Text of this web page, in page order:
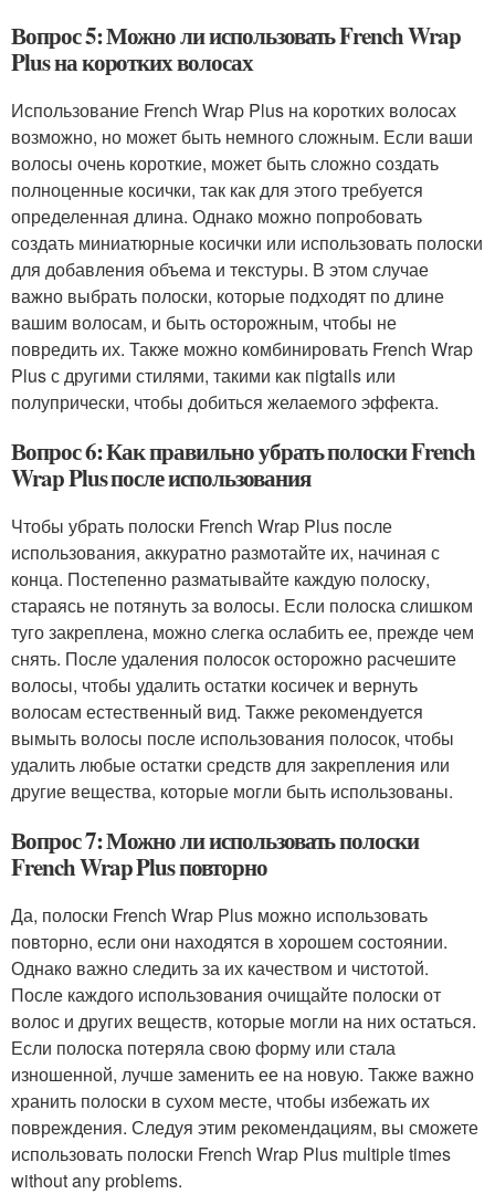
Вопрос 5: Можно ли использовать French Wrap
Plus на коротких волосах
Использование French Wrap Plus на коротких волосах
возможно, но может быть немного сложным. Если ваши
волосы очень короткие, может быть сложно создать
полноценные косички, так как для этого требуется
определенная длина. Однако можно попробовать
создать миниатюрные косички или использовать полоски
для добавления объема и текстуры. В этом случае
важно выбрать полоски, которые подходят по длине
вашим волосам, и быть осторожным, чтобы не
повредить их. Также можно комбинировать French Wrap
Plus с другими стилями, такими как пigtails или
полупрически, чтобы добиться желаемого эффекта.
Вопрос 6: Как правильно убрать полоски French
Wrap Plus после использования
Чтобы убрать полоски French Wrap Plus после
использования, аккуратно размотайте их, начиная с
конца. Постепенно разматывайте каждую полоску,
стараясь не потянуть за волосы. Если полоска слишком
туго закреплена, можно слегка ослабить ее, прежде чем
снять. После удаления полосок осторожно расчешите
волосы, чтобы удалить остатки косичек и вернуть
волосам естественный вид. Также рекомендуется
вымыть волосы после использования полосок, чтобы
удалить любые остатки средств для закрепления или
другие вещества, которые могли быть использованы.
Вопрос 7: Можно ли использовать полоски
French Wrap Plus повторно
Да, полоски French Wrap Plus можно использовать
повторно, если они находятся в хорошем состоянии.
Однако важно следить за их качеством и чистотой.
После каждого использования очищайте полоски от
волос и других веществ, которые могли на них остаться.
Если полоска потеряла свою форму или стала
изношенной, лучше заменить ее на новую. Также важно
хранить полоски в сухом месте, чтобы избежать их
повреждения. Следуя этим рекомендациям, вы сможете
использовать полоски French Wrap Plus multiple times
without any problems.